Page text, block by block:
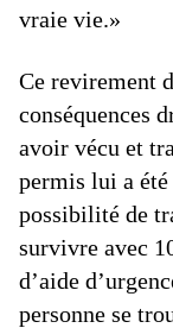
vraie vie.»
Ce revirement
conséquences
avoir vécu et
permis lui a
possibilité de
survivre avec
d’aide
personne se